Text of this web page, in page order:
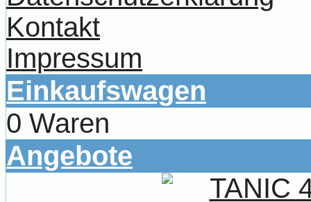
Kontakt
Impressum
Einkaufswagen
0 Waren
Angebote